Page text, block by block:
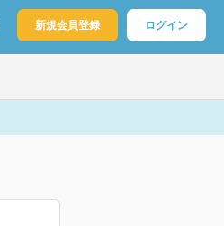
新規会員登録 ログイン